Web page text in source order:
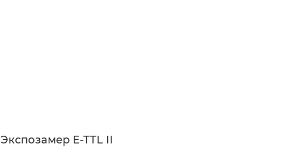
Экспозамер E-TTL II